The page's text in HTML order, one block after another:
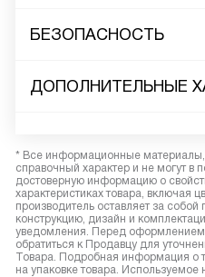
БЕЗОПАСНОСТЬ
ДОПОЛНИТЕЛЬНЫЕ
* Все информационные
справочный характер и не могут в
достоверную информацию о
характеристиках товара,
производитель оставляет за
конструкцию, дизайн и
уведомления. Перед оформлением
обратиться к Продавцу для
Товара. Подробная информация о
на упаковке товара. Используемое